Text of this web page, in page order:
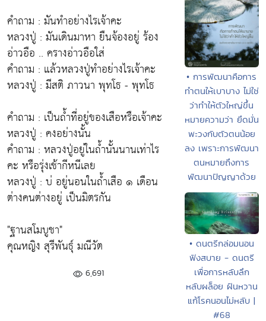
คำถาม : มันทำอย่างไรเจ้าคะ
หลวงปู่ : มันเดินมาหา ยืนจ้องอยู่ ร้อง
อ่าวอือ .. ครางอ่าวอือใส่
คำถาม : แล้วหลวงปู่ทำอย่างไรเจ้าคะ
หลวงปู่ : มีสติ ภาวนา พุทโธ - พุทโธ
คำถาม : เป็นถ้ำที่อยู่ของเสือหรือเจ้าคะ
หลวงปู่ : คงอย่างนั้น
คำถาม : หลวงปู่อยู่ในถ้ำนั้นนานเท่าไร
คะ หรือรุ่งเช้ากีหนีเลย
หลวงปู่ : บ่ อยู่นอนในถํ้าเสือ ๑ เดือน
ต่างคนต่างอยู่ เป็นมิตรกัน
"ฐานสโมบูชา"
คุณหญิง สุรีพันธุ์ มณีวัต
6,691
• การพัฒนาคือการ
ทำตนให้เบาบาง ไม่ใช่
ว่าทำให้ตัวใหญ่ขึ้น
หมายความว่า ยึดมั่น
พะวงกับตัวตนน้อย
ลง เพราะการพัฒนา
ตนหมายถึงการ
พัฒนาปัญญาด้วย
• ดนตรีกล่อมนอน
ฟังสบาย - ดนตรี
เพื่อการหลับลึก
หลับผล็อย ฝันหวาน
แก้โรคนอนไม่หลับ |
#68